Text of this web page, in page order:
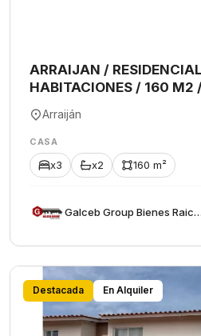
ARRAIJAN /
HABITACIONES / 160 M2
Arraiján
CASA
x3 x2 160 m²
Galceb Group Bienes Raices
Destacada En Alquiler